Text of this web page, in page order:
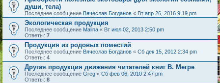
души, тела)
Последнее сообщение Вячеслав Богданов « Вт апр 26, 2016 9:19 pm
Экологическая продукция
Последнее сообщение Malina « Вт июл 02, 2013 2:50 pm
Ответы: 7
Продукция из родовых поместий
Последнее сообщение Вячеслав Богданов « Сб дек 15, 2012 2:34 pm
Ответы: 4
Другая продукция движения читателей книг В. Мегре
Последнее сообщение Greg « Сб фев 06, 2010 2:47 pm
Ответы: 8